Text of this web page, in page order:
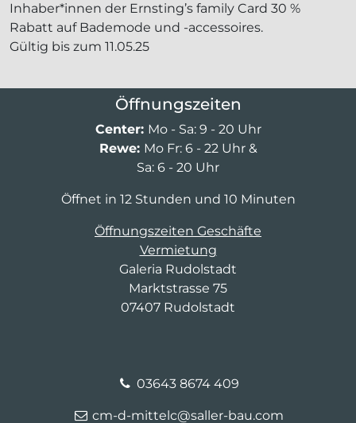
Inhaber*innen der Ernsting’s family Card 30 %
Rabatt auf Bademode und -accessoires.
Gültig bis zum 11.05.25
Öffnungszeiten
Center: Mo - Sa: 9 - 20 Uhr
Rewe: Mo Fr: 6 - 22 Uhr &
Sa: 6 - 20 Uhr
Öffnet in 12 Stunden und 10 Minuten
Öffnungszeiten Geschäfte
Vermietung
Galeria Rudolstadt
Marktstrasse 75
07407 Rudolstadt
03643 8674 409
cm-d-mittelc@saller-bau.com